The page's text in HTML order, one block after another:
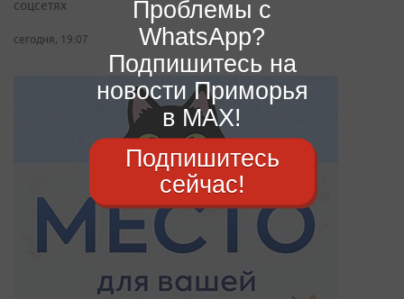
соцсетях
сегодня, 19:07
Проблемы с
WhatsApp?
Подпишитесь на
новости Приморья
в MAX!
Подпишитесь
сейчас!